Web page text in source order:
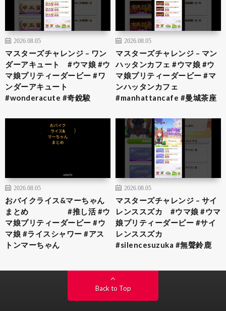
2026.08.05
マスターズチャレンジ – ワン
ダーアキュート #ウマ娘 #ウ
マ娘プリティーダービー #ワ
ンダーアキュート
#wonderacute #奇銳駿
2026.08.05
マスターズチャレンジ – マン
ハッタンカフェ #ウマ娘 #ウ
マ娘プリティーダービー #マ
ンハッタンカフェ
#manhattancafe #曼城茶座
2026.08.05
おバイクライス&マーちゃん
まとめ #推し活 #ウ
マ娘プリティーダービー #ウ
マ娘 #ライスシャワー #アス
トンマーちゃん
2026.08.05
マスターズチャレンジ – サイ
レンススズカ #ウマ娘 #ウマ
娘プリティーダービー #サイ
レンススズカ
#silencesuzuka #無聲鈴鹿
Back to Top